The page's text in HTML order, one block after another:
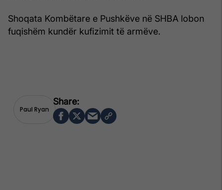
Shoqata Kombëtare e Pushkëve në SHBA lobon
fuqishëm kundër kufizimit të armëve.
Paul Ryan